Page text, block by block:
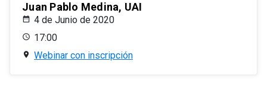
Juan Pablo Medina, UAI
4 de Junio de 2020
17:00
Webinar con inscripción